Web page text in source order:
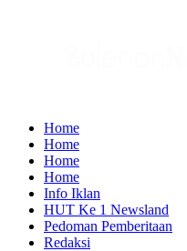
Home
Home
Home
Home
Info Iklan
HUT Ke 1 Newsland
Pedoman Pemberitaan
Redaksi